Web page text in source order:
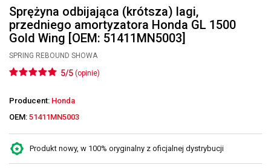
Sprężyna odbijająca (krótsza) lagi,
przedniego amortyzatora Honda GL 1500
Gold Wing [OEM: 51411MN5003]
SPRING REBOUND SHOWA
5/5 (opinie)
Producent: Honda
OEM: 51411MN5003
Produkt nowy, w 100% oryginalny z oficjalnej dystrybucji